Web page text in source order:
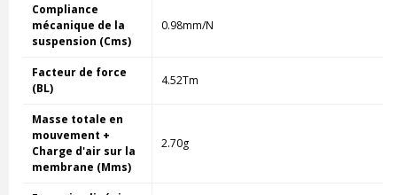
Compliance
mécanique de la
suspension (Cms)
0.98mm/N
Facteur de force
(BL)
4.52Tm
Masse totale en
mouvement +
Charge d'air sur la
membrane (Mms)
2.70g